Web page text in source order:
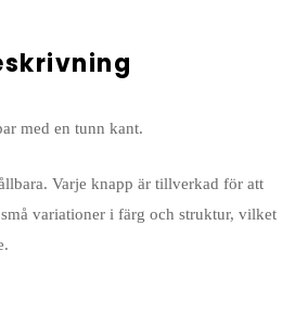
med en tunn kant.
Varje knapp är tillverkad för att
variationer i färg och struktur, vilket